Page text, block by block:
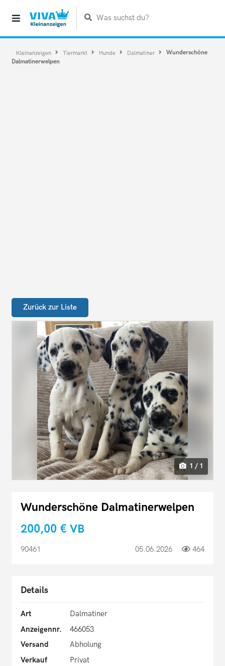
Was suchst du?
Kleinanzeigen Tiermarkt Hunde Dalmatiner
Wunderschöne
Dalmatinerwelpen
Zurück zur Liste
1 / 1
Wunderschöne Dalmatinerwelpen
200,00 € VB
90461 05.06.2026 464
Details
Art
Dalmatiner
Anzeigennr.
466053
Versand
Abholung
Verkauf
Privat